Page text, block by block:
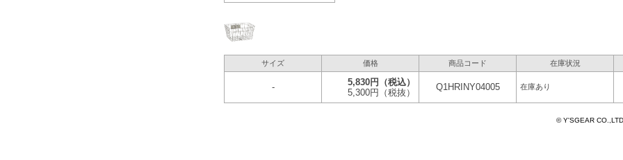
サイズ 価格 商品コード 在庫状況
- 5,830円
（税込）
5,300円
（税抜）
Q1HRINY04005 在庫あり
© Y'SGEAR